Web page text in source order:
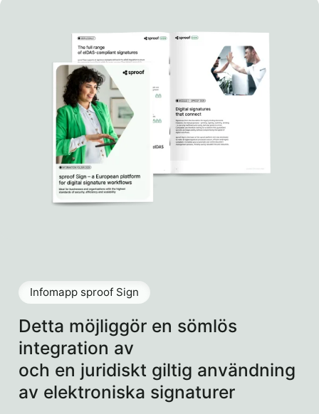
Detta möjliggör en sömlös
integration av
och en juridiskt giltig användning
av elektroniska signaturer
Infomapp sproof Sign